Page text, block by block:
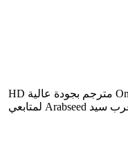
مشاهدة وتحميل فيلم Om Shanti Om 2007 مترجم بجودة عالية HD
اون لاين مع تحميل مباشر وسريع علي عرب سيد Arabseed لمتابعي